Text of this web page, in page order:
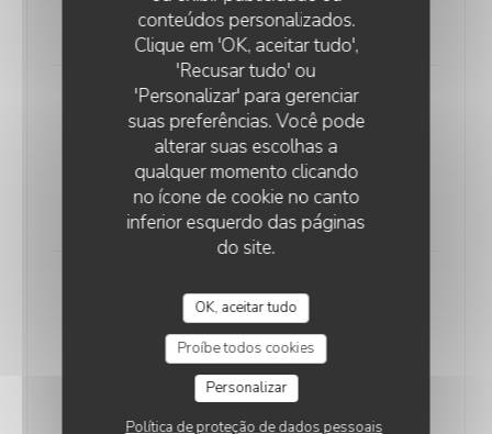
conteúdos personalizados.
Clique em 'OK, aceitar tudo',
'Recusar tudo' ou
'Personalizar' para gerenciar
suas preferências. Você pode
alterar suas escolhas a
qualquer momento clicando
no ícone de cookie no canto
inferior esquerdo das páginas
do site.
OK, aceitar tudo
Proíbe todos cookies
Personalizar
Política de proteção de dados pessoais
24,00 EUR
Ballottine de raie, beurre aux
câpres, vierge de légumes
Rolled skate wing, capper butter, vegetable vierge
sauce
24,00 EUR
Asperges blanches tièdes, Ajo
blanco, huile de céleri, pêches
blanches
Warm White asparagus, Ajo blanco, celery oil, White
peaches
24,00 EUR
CHEZ MARTHE